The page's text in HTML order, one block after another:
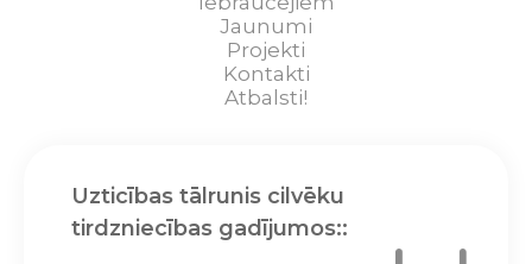
Jaunumi
Projekti
Kontakti
Atbalsti!
Uzticības tālrunis cilvēku
tirdzniecības gadījumos::